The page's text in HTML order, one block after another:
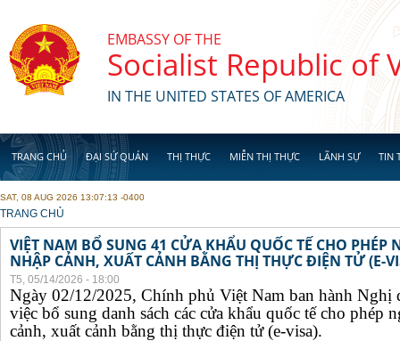
EMBASSY OF THE
Socialist Republic of
IN THE UNITED STATES OF AMERICA
TRANG CHỦ ĐẠI SỨ QUÁN THỊ THỰC MIỄN THỊ THỰC LÃNH SỰ TIN
SAT, 08 AUG 2026 13:07:13 -0400
YOU ARE HERE
TRANG CHỦ
VIỆT NAM BỔ SUNG 41 CỬA KHẨU QUỐC TẾ CHO
NHẬP CẢNH, XUẤT CẢNH BẰNG THỊ THỰC ĐIỆN TỬ (E-
T5, 05/14/2026 - 18:00
Ngày 02/12/2025, Chính phủ Việt Nam ban hành Nghị
việc bổ sung danh sách các cửa khẩu quốc tế cho phép
cảnh, xuất cảnh bằng thị thực điện tử (e-visa).